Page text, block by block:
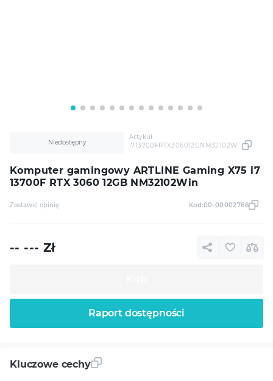
Komputer gamingowy ARTLINE Gaming X75 i7
13700F RTX 3060 12GB NM32102Win
Niedostępny
Artykuł:
i713700FRTX306012GNM32102W
Zostawić opinię Kod:00-00002766
-- --- Zł
Raport dostępności
Kluczowe cechy